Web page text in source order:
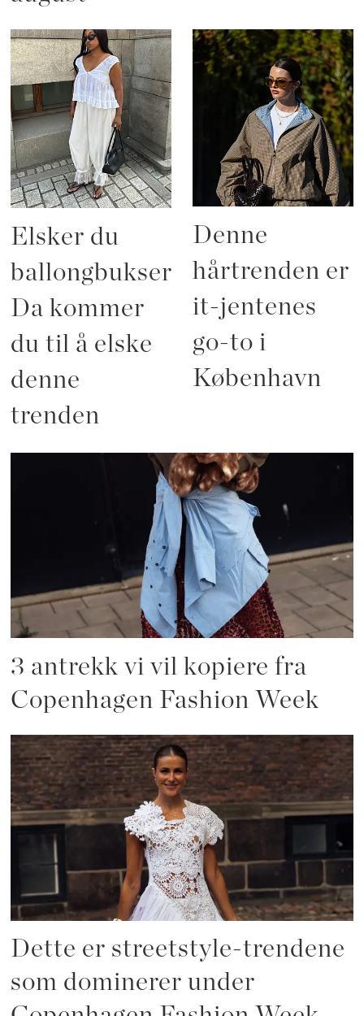
Elsker du
ballongbukser?
Da kommer
du til å elske
denne
trenden
Denne
hårtrenden er
it-jentenes
go-to i
København
3 antrekk vi vil kopiere fra
Copenhagen Fashion Week
Dette er streetstyle-trendene
som dominerer under